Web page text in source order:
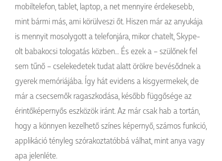
mobiltelefon, tablet, laptop, a net mennyire érdekesebb,
mint bármi más, ami körülveszi őt. Hiszen már az anyukája
is mennyit mosolygott a telefonjára, mikor chatelt, Skype-
olt babakocsi tologatás közben… És ezek a – szülőnek fel
sem tűnő – cselekedetek tudat alatt örökre bevésődnek a
gyerek memóriájába. Így hát evidens a kisgyermekek, de
már a csecsemők ragaszkodása, később függősége az
érintőképernyős eszközök iránt. Az már csak hab a tortán,
hogy a könnyen kezelhető színes képernyő, számos funkció,
applikáció tényleg szórakoztatóbbá válhat, mint anya vagy
apa jelenléte.